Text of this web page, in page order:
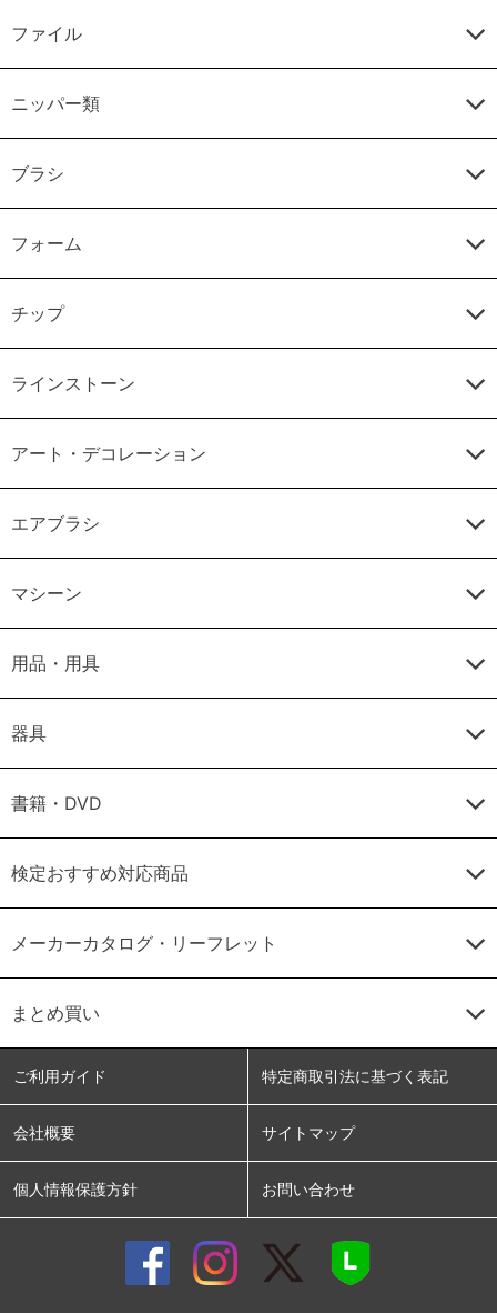
ファイル
ニッパー類
ブラシ
フォーム
チップ
ラインストーン
アート・デコレーション
エアブラシ
マシーン
用品・用具
器具
書籍・DVD
検定おすすめ対応商品
メーカーカタログ・リーフレット
まとめ買い
ご利用ガイド 特定商取引法に基づく表記
会社概要 サイトマップ
個人情報保護方針 お問い合わせ